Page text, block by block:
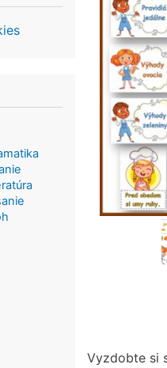
Vyzdobte si